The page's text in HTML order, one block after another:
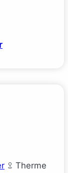
Therme